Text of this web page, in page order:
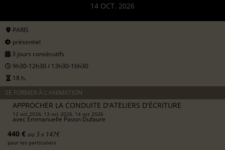
14 OCT. 2026
PARIS
présentiel
3 jours consécutifs
9h30-12h30 / 13h30-16h30
18 h.
SE FORMER À L'ANIMATION
APPROCHER LA CONDUITE D'ATELIERS D'ÉCRITURE
12 oct 2026, 13 oct 2026, 14 oct 2026
avec Emmanuelle Pavon Dufaure
440 € ou 3 x 147€
pour les particuliers